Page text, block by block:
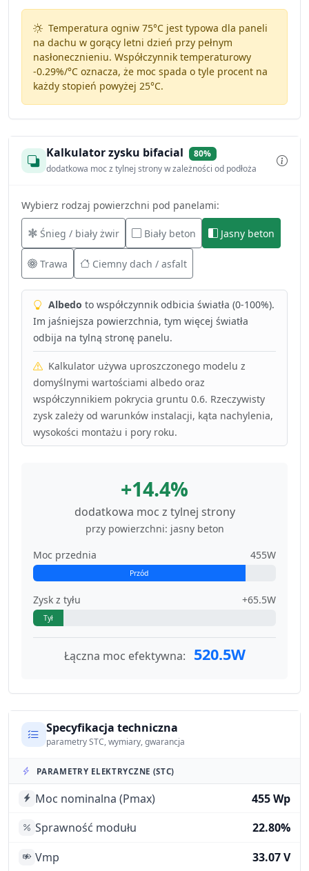
Temperatura ogniw 75°C jest typowa dla paneli
na dachu w gorący letni dzień przy pełnym
nasłonecznieniu. Współczynnik temperaturowy
-0.29%/°Coznacza, że moc spada o tyle procent na
każdy stopień powyżej 25°C.
Kalkulator zysku bifacial
80%
dodatkowa moc z tylnej strony w zależności od podłoża
Wybierz rodzaj powierzchni pod panelami:
Śnieg / biały żwir Biały beton Jasny beton
Trawa Ciemny dach / asfalt
Albedo to współczynnik odbicia światła (0-100%).
Im jaśniejsza powierzchnia, tym więcej światła
odbija na tylną stronę panelu.
Kalkulator używa uproszczonego modelu z
domyślnymi wartościami albedo oraz
współczynnikiem pokrycia gruntu 0.6. Rzeczywisty
zysk zależy od warunków instalacji, kąta nachylenia,
wysokości montażu i pory roku.
+14.4%
dodatkowa moc z tylnej strony
przy powierzchni: jasny beton
Moc przednia
455W
Przód
Zysk z tyłu +65.5W
Tył
Łączna moc efektywna: 520.5W
Specyfikacja techniczna
parametry STC, wymiary, gwarancja
PARAMETRY ELEKTRYCZNE (STC)
Moc nominalna (Pmax)
455 Wp
Sprawność modułu
22.80%
Vmp
33.07 V